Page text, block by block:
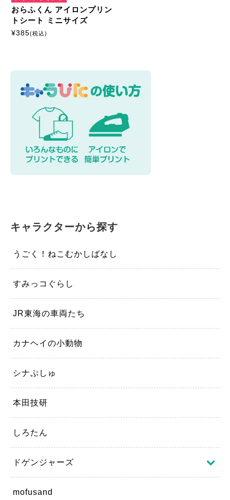
おらふくん アイロンプリン
トシート ミニサイズ
¥385(税込)
キャラクターから探す
うごく！ねこむかしばなし
すみっコぐらし
JR東海の車両たち
カナヘイの小動物
シナぷしゅ
本田技研
しろたん
ドゲンジャーズ
mofusand